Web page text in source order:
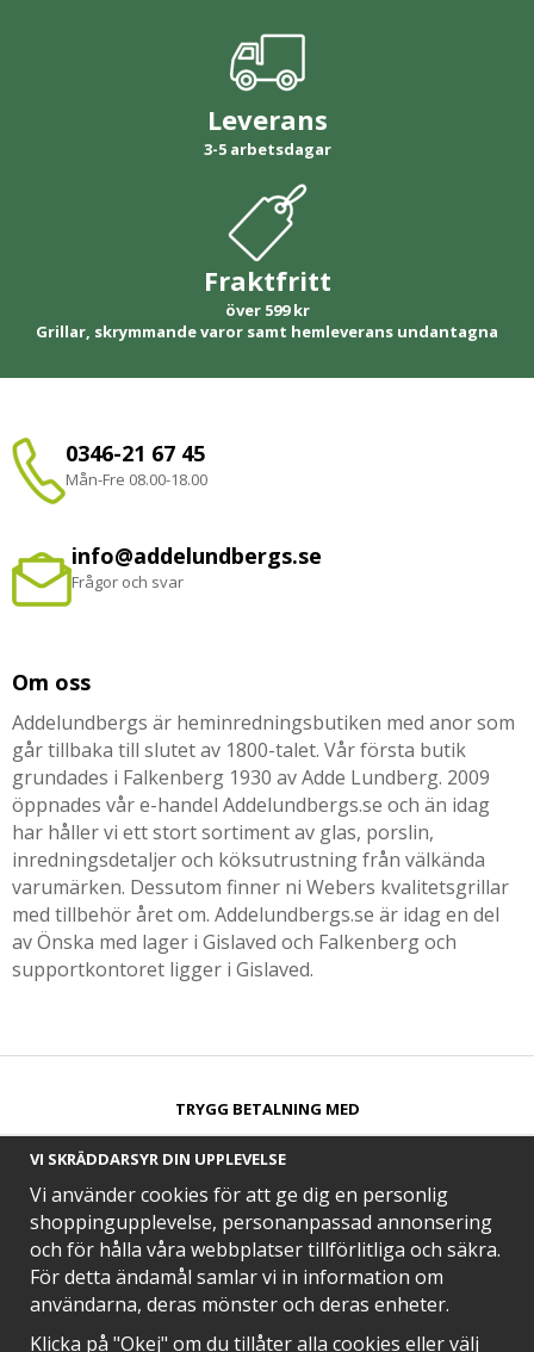
Leverans
3-5 arbetsdagar
Fraktfritt
över 599 kr
Grillar, skrymmande varor samt hemleverans undantagna
0346-21 67 45
Mån-Fre 08.00-18.00
info@addelundbergs.se
Frågor och svar
Om oss
Addelundbergs är heminredningsbutiken med anor som
går tillbaka till slutet av 1800-talet. Vår första butik
grundades i Falkenberg 1930 av Adde Lundberg. 2009
öppnades vår e-handel Addelundbergs.se och än idag
har håller vi ett stort sortiment av glas, porslin,
inredningsdetaljer och köksutrustning från välkända
varumärken. Dessutom finner ni Webers kvalitetsgrillar
med tillbehör året om. Addelundbergs.se är idag en del
av Önska med lager i Gislaved och Falkenberg och
supportkontoret ligger i Gislaved.
TRYGG BETALNING MED​
SNABB LEVERANS MED
VI SKRÄDDARSYR DIN UPPLEVELSE
Vi använder cookies för att ge dig en personlig
shoppingupplevelse, personanpassad annonsering
och för hålla våra webbplatser tillförlitliga och säkra.
För detta ändamål samlar vi in information om
användarna, deras mönster och deras enheter.
Klicka på "Okej" om du tillåter alla cookies eller välj